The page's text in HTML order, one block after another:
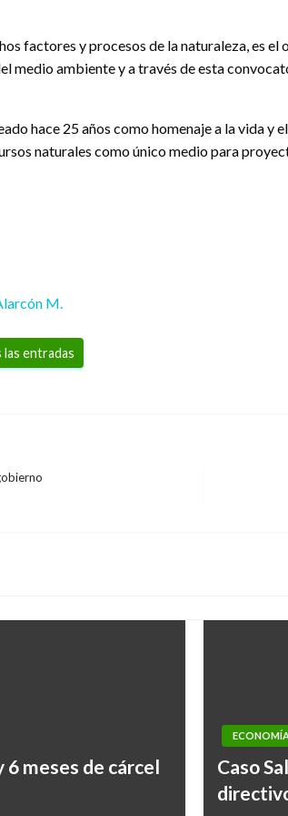
factores y procesos de la naturaleza, es
medio ambiente y a través de esta
hace 25 años como homenaje a la vida
naturales como único medio para
M.
entradas
meses de cárcel
Caso
Piden